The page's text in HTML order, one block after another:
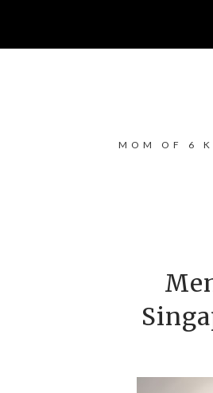
MOM OF 6